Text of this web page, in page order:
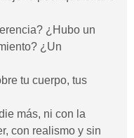
¿Hubo un
¿Un
tu cuerpo, tus
más, ni con la
con realismo y sin